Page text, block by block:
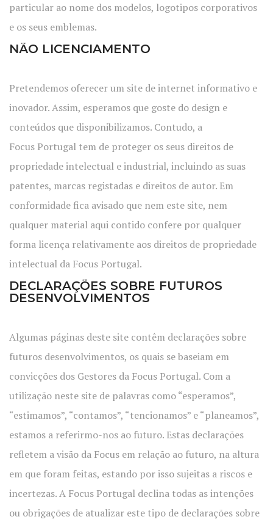
particular ao nome dos modelos, logotipos corporativos
e os seus emblemas.
NÃO LICENCIAMENTO
Pretendemos oferecer um site de internet informativo e
inovador. Assim, esperamos que goste do design e
conteúdos que disponibilizamos. Contudo, a
Focus Portugal tem de proteger os seus direitos de
propriedade intelectual e industrial, incluindo as suas
patentes, marcas registadas e direitos de autor. Em
conformidade fica avisado que nem este site, nem
qualquer material aqui contido confere por qualquer
forma licença relativamente aos direitos de propriedade
intelectual da Focus Portugal.
DECLARAÇÕES SOBRE FUTUROS
DESENVOLVIMENTOS
Algumas páginas deste site contêm declarações sobre
futuros desenvolvimentos, os quais se baseiam em
convicções dos Gestores da Focus Portugal. Com a
utilização neste site de palavras como “esperamos”,
“estimamos”, “contamos”, “tencionamos” e “planeamos”,
estamos a referirmo-nos ao futuro. Estas declarações
refletem a visão da Focus em relação ao futuro, na altura
em que foram feitas, estando por isso sujeitas a riscos e
incertezas. A Focus Portugal declina todas as intenções
ou obrigações de atualizar este tipo de declarações sobre